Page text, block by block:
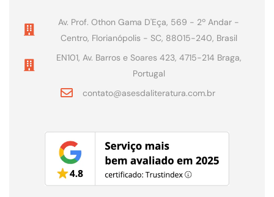
Av. Prof. Othon Gama D'Eça, 569 - 2º Andar -
Centro, Florianópolis - SC, 88015-240, Brasil
EN101, Av. Barros e Soares 423, 4715-214 Braga,
Portugal
contato@asesdaliteratura.com.br